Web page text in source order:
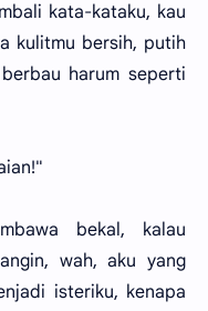
kata-kataku, kau
kulitmu bersih, putih
harum seperti
bekal, kalau
wah, aku yang
isteriku, kenapa